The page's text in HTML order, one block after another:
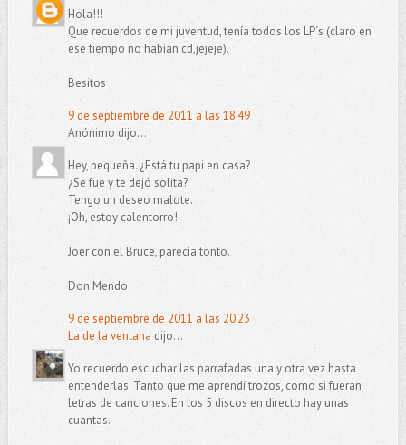
Hola!!!
Que recuerdos de mi juventud, tenía todos los LP´s (claro en
ese tiempo no habían cd,jejeje).
Besitos
9 de septiembre de 2011 a las 18:49
Anónimo dijo...
Hey, pequeña. ¿Está tu papi en casa?
¿Se fue y te dejó solita?
Tengo un deseo malote.
¡Oh, estoy calentorro!
Joer con el Bruce, parecía tonto.
Don Mendo
9 de septiembre de 2011 a las 20:23
La de la ventana dijo...
Yo recuerdo escuchar las parrafadas una y otra vez hasta
entenderlas. Tanto que me aprendí trozos, como si fueran
letras de canciones. En los 5 discos en directo hay unas
cuantas.